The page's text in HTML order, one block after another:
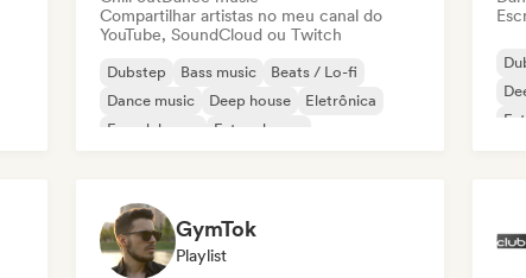
Compartilhar artistas no meu canal do
YouTube, SoundCloud ou Twitch
Dubstep Bass music
Beats / Lo-fi
Dance music
Deep house
Eletrônica
French house
Future house
GymTok
Playlist